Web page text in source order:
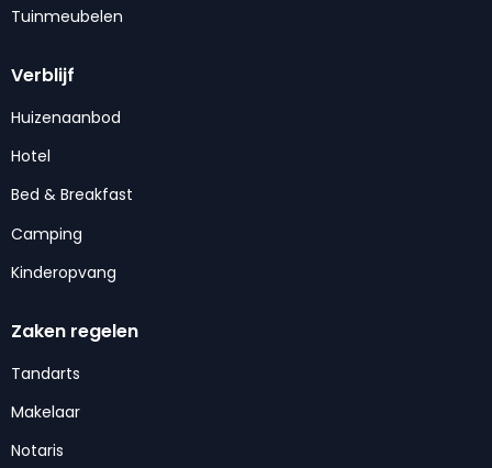
Tuinmeubelen
Verblijf
Huizenaanbod
Hotel
Bed & Breakfast
Camping
Kinderopvang
Zaken regelen
Tandarts
Makelaar
Notaris